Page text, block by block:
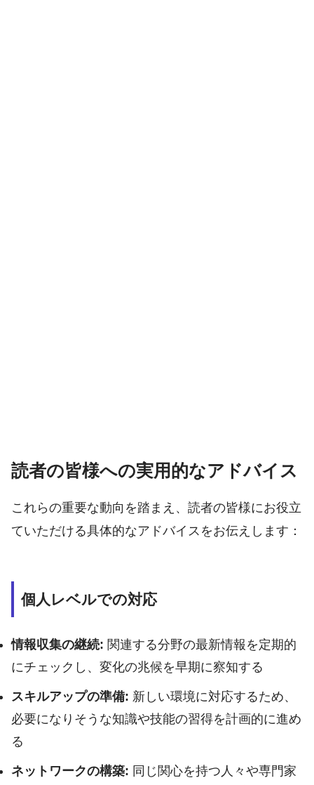
読者の皆様への実用的なアドバイス
これらの重要な動向を踏まえ、読者の皆様にお役立
ていただける具体的なアドバイスをお伝えします：
個人レベルでの対応
情報収集の継続: 関連する分野の最新情報を定期的
にチェックし、変化の兆候を早期に察知する
スキルアップの準備: 新しい環境に対応するため、
必要になりそうな知識や技能の習得を計画的に進め
る
ネットワークの構築: 同じ関心を持つ人々や専門家